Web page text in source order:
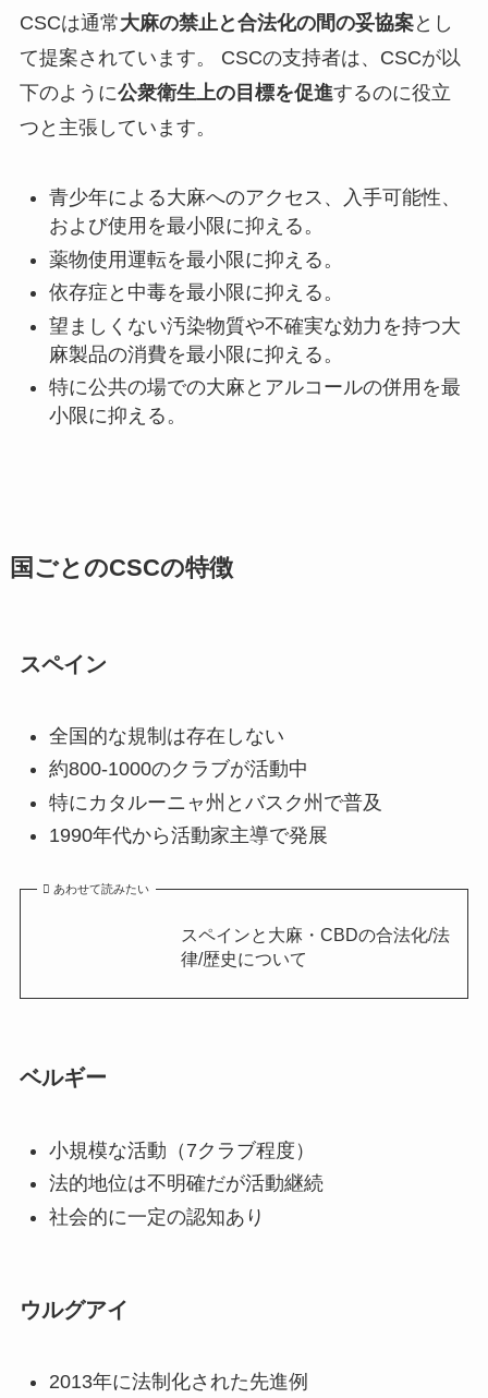
CSCは通常大麻の禁止と合法化の間の妥協案とし
て提案されています。 CSCの支持者は、CSCが以
下のように公衆衛生上の目標を促進するのに役立
つと主張しています。
青少年による大麻へのアクセス、入手可能性、
および使用を最小限に抑える。
薬物使用運転を最小限に抑える。
依存症と中毒を最小限に抑える。
望ましくない汚染物質や不確実な効力を持つ大
麻製品の消費を最小限に抑える。
特に公共の場での大麻とアルコールの併用を最
小限に抑える。
国ごとのCSCの特徴
スペイン
全国的な規制は存在しない
約800-1000のクラブが活動中
特にカタルーニャ州とバスク州で普及
1990年代から活動家主導で発展
あわせて読みたい
スペインと大麻・CBDの合法化/法
律/歴史について
ベルギー
小規模な活動（7クラブ程度）
法的地位は不明確だが活動継続
社会的に一定の認知あり
ウルグアイ
2013年に法制化された先進例